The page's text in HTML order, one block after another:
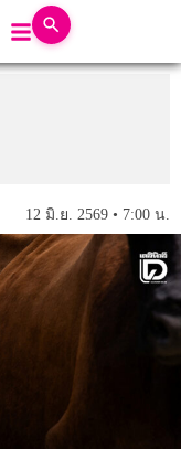
12 มิ.ย. 2569 • 7:00 น.